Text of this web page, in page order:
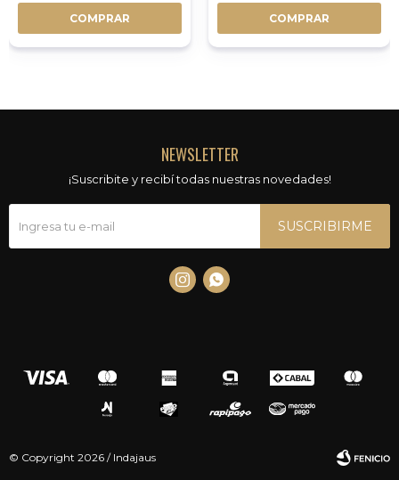
COMPRAR COMPRAR
NEWSLETTER
¡Suscribite y recibí todas nuestras novedades!
SUSCRIBIRME
 
© Copyright 2026 / Indajaus